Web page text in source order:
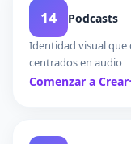
14 Podcasts
Identidad visual que
centrados en audio
Comenzar a Crear